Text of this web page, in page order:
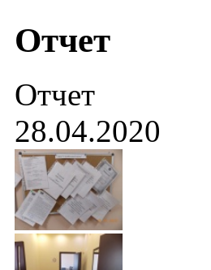
Отчет
Отчет
28.04.2020